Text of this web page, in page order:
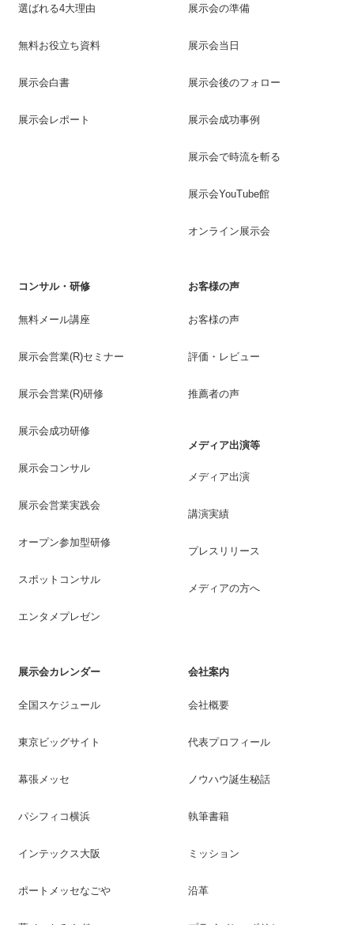
選ばれる4大理由
無料お役立ち資料
展示会白書
展示会レポート
展示会の準備
展示会当日
展示会後のフォロー
展示会成功事例
展示会で時流を斬る
展示会YouTube館
オンライン展示会
コンサル・研修
無料メール講座
展示会営業(R)セミナー
展示会営業(R)研修
展示会成功研修
展示会コンサル
展示会営業実践会
オープン参加型研修
スポットコンサル
エンタメプレゼン
お客様の声
お客様の声
評価・レビュー
推薦者の声
メディア出演等
メディア出演
講演実績
プレスリリース
メディアの方へ
展示会カレンダー
全国スケジュール
東京ビッグサイト
幕張メッセ
パシフィコ横浜
インテックス大阪
ポートメッセなごや
会社案内
会社概要
代表プロフィール
ノウハウ誕生秘話
執筆書籍
ミッション
沿革